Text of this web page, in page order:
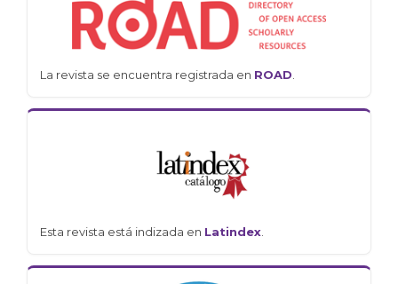
La revista se encuentra registrada en ROAD
Esta revista está indizada en Latindex